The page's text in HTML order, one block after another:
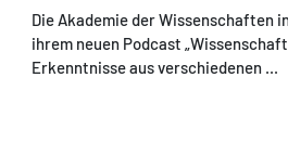
Die Akademie der Wissenschaften
ihrem neuen Podcast
Erkenntnisse aus verschiedenen ...